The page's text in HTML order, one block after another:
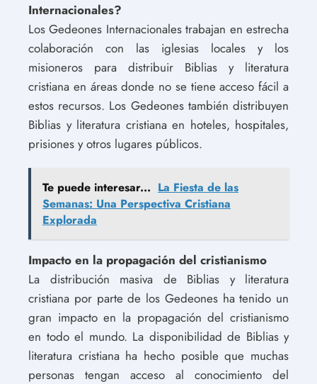
Internacionales?
Los Gedeones Internacionales trabajan en estrecha
colaboración con las iglesias locales y los
misioneros para distribuir Biblias y literatura
cristiana en áreas donde no se tiene acceso fácil a
estos recursos. Los Gedeones también distribuyen
Biblias y literatura cristiana en hoteles, hospitales,
prisiones y otros lugares públicos.
Te puede interesar... La Fiesta de las
Semanas: Una Perspectiva Cristiana
Explorada
Impacto en la propagación del cristianismo
La distribución masiva de Biblias y literatura
cristiana por parte de los Gedeones ha tenido un
gran impacto en la propagación del cristianismo
en todo el mundo. La disponibilidad de Biblias y
literatura cristiana ha hecho posible que muchas
personas tengan acceso al conocimiento del